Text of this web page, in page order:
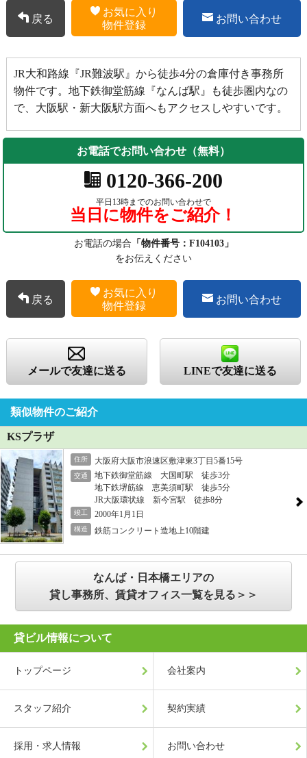
戻る
お気に入り
物件登録
お問い合わせ
JR大和路線『JR難波駅』から徒歩4分の倉庫付き事務所
物件です。地下鉄御堂筋線『なんば駅』も徒歩圏内なの
で、大阪駅・新大阪駅方面へもアクセスしやすいです。
お電話でお問い合わせ（無料）
0120-366-200
平日13時までのお問い合わせで
当日に物件をご紹介！
お電話の場合 「物件番号：F104103」
をお伝えください
戻る
お気に入り
物件登録
お問い合わせ
メールで友達に送る LINEで友達に送る
類似物件のご紹介
KSプラザ
住所 大阪府大阪市浪速区敷津東3丁目5番15号
交通
地下鉄御堂筋線 大国町駅 徒歩3分
地下鉄堺筋線 恵美須町駅 徒歩5分
JR大阪環状線 新今宮駅 徒歩8分
竣工 2000年1月1日
構造 鉄筋コンクリート造地上10階建
なんば・日本橋エリアの
貸し事務所、賃貸オフィス一覧を見る＞＞
貸ビル情報について
トップページ 会社案内
スタッフ紹介 契約実績
採用・求人情報 お問い合わせ